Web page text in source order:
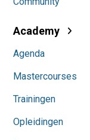
Academy
Agenda
Mastercourses
Trainingen
Opleidingen